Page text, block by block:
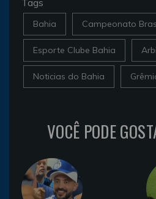
Bahia Campeonato
Esporte Clube Bahia
Noticias do Bahia
VOCÊ PODE